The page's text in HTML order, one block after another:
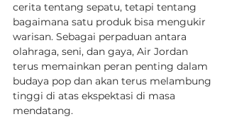
cerita tentang sepatu, tetapi tentang
bagaimana satu produk bisa mengukir
warisan. Sebagai perpaduan antara
olahraga, seni, dan gaya, Air Jordan
terus memainkan peran penting dalam
budaya pop dan akan terus melambung
tinggi di atas ekspektasi di masa
mendatang.